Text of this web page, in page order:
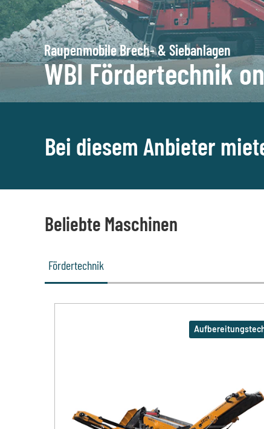
Raupenmobile Brech- & Siebanlagen
WBI Fördertechnik
Bei diesem Anbieter
Beliebte Maschinen
Fördertechnik